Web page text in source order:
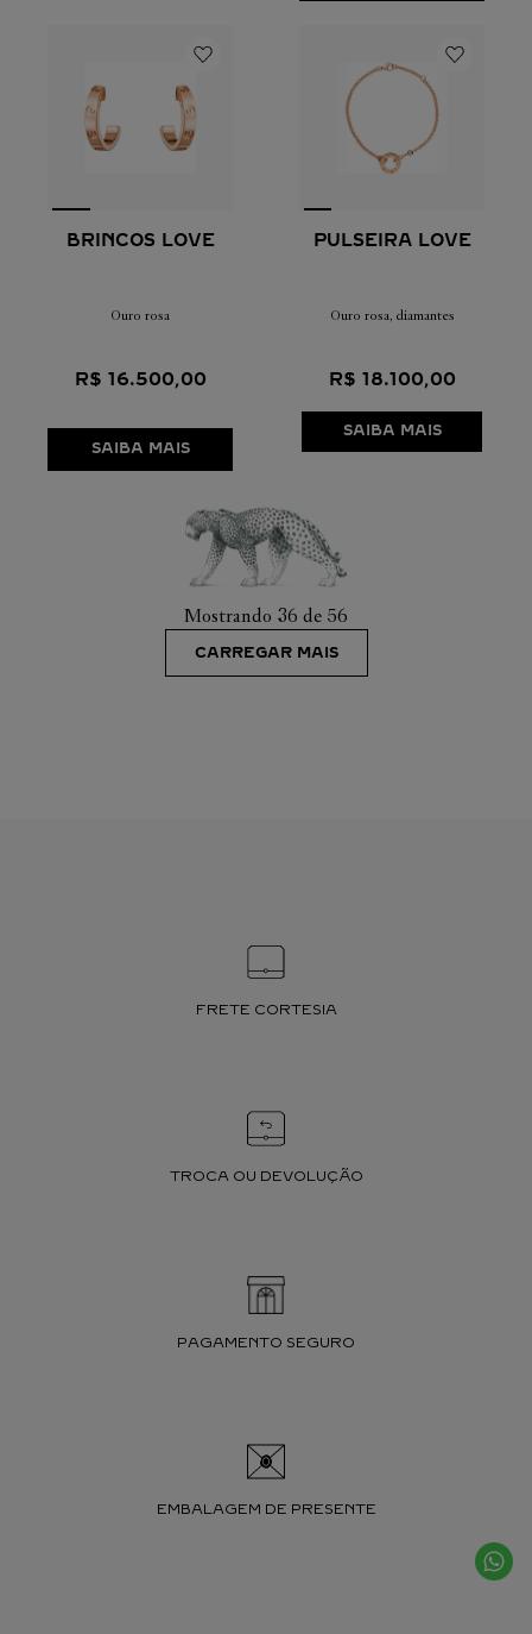
BRINCOS LOVE
Ouro rosa
R$ 16.500,00
SAIBA MAIS
PULSEIRA LOVE
Ouro rosa, diamantes
R$ 18.100,00
SAIBA MAIS
Mostrando 36 de 56
CARREGAR MAIS
FRETE CORTESIA
TROCA OU DEVOLUÇÃO
PAGAMENTO SEGURO
EMBALAGEM DE PRESENTE